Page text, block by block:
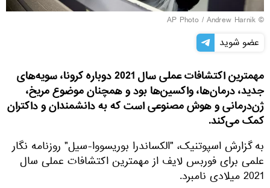
© AP Photo / Andrew Harnik
عضو شوید
مهمترین اکتشافات عملی سال 2021 دوباره کرونا، سویه‌های
جدید، درمان‌ها، واکسین‌ها بود و همچنان موضوع مریخ،
ژن‌درمانی و هوش مصنوعی است که به دانشمندان و داکتران
کمک می‌کند.
به گزارش اسپوتنیک، "الکساندرا بوریسووا-سیل" روزنامه نگار
علمی برای فوربس لایف از مهمترین اکتشافات عملی سال
2021 میلادی نامبرد.